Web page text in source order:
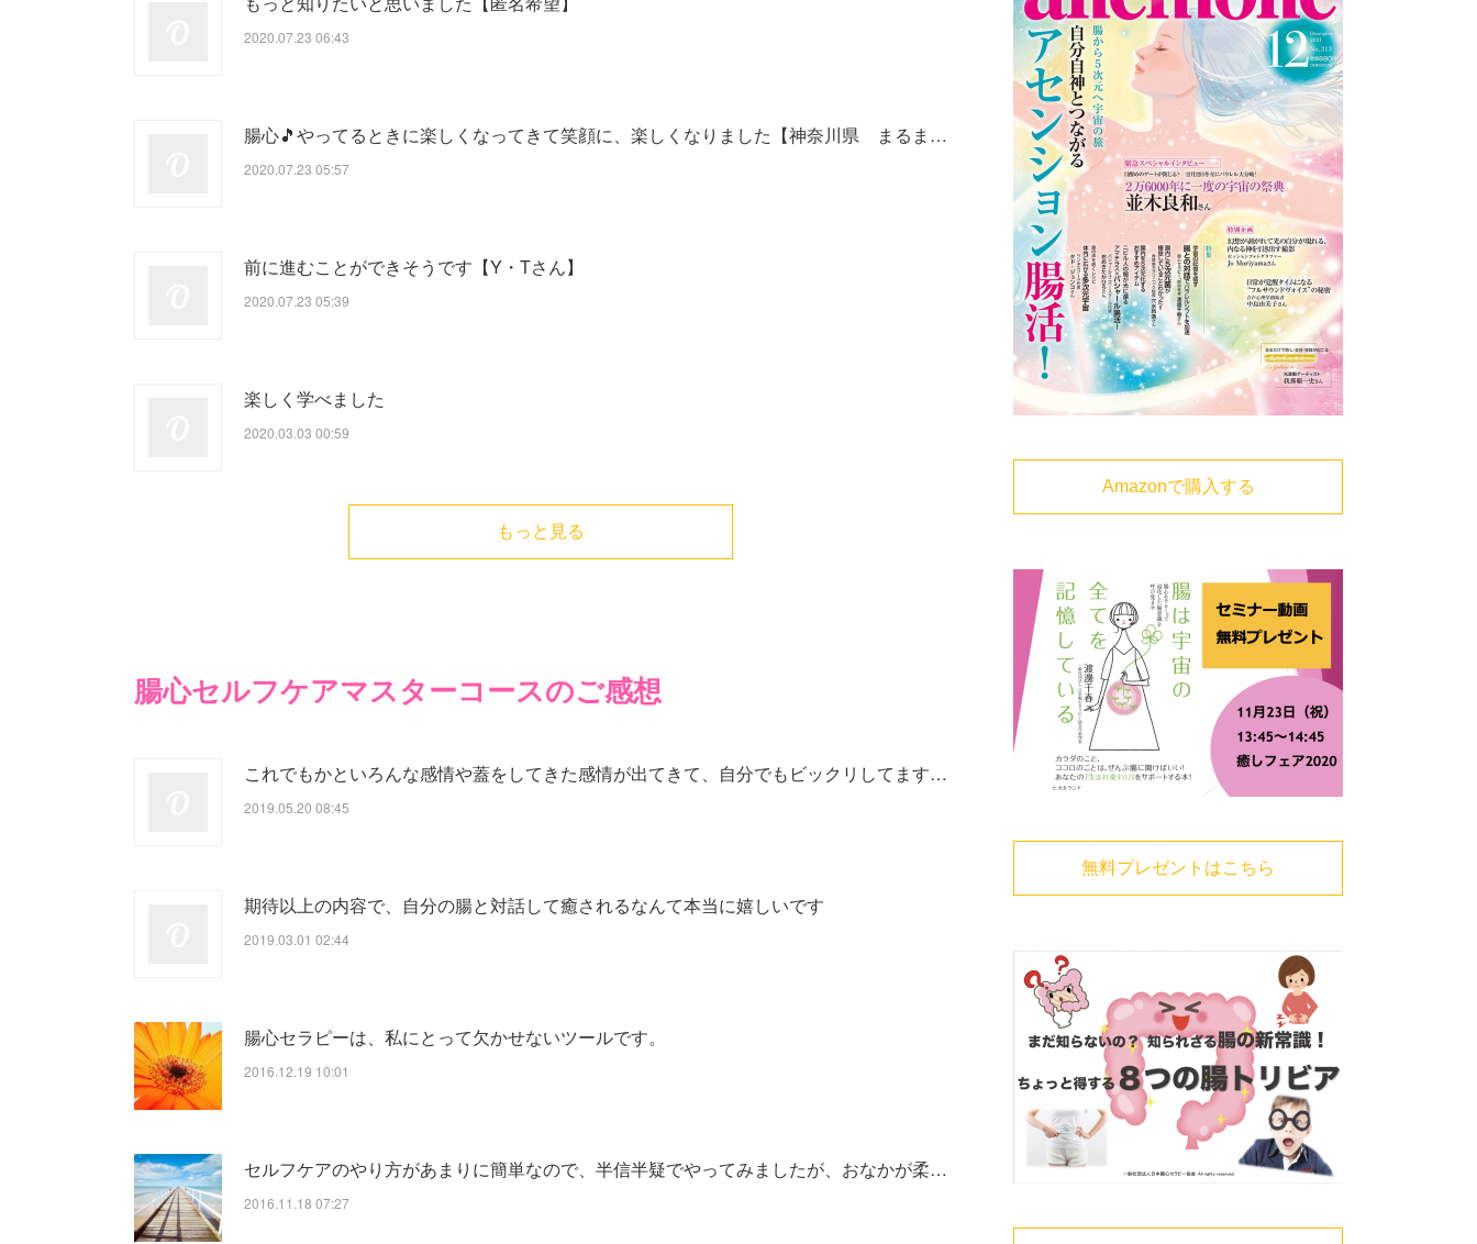
2020.07.23 06:43
腸心🎵やってるときに楽しくなってきて笑顔に、楽しくなりました【神奈川県 まるま…
2020.07.23 05:57
前に進むことができそうです【Y・Tさん】
2020.07.23 05:39
楽しく学べました
2020.03.03 00:59
もっと見る
腸心セルフケアマスターコースのご感想
これでもかといろんな感情や蓋をしてきた感情が出てきて、自分でもビックリしてます…
2019.05.20 08:45
期待以上の内容で、自分の腸と対話して癒されるなんて本当に嬉しいです
2019.03.01 02:44
腸心セラピーは、私にとって欠かせないツールです。
2016.12.19 10:01
セルフケアのやり方があまりに簡単なので、半信半疑でやってみましたが、おなかが柔…
2016.11.18 07:27
Amazonで購入する
無料プレゼントはこちら